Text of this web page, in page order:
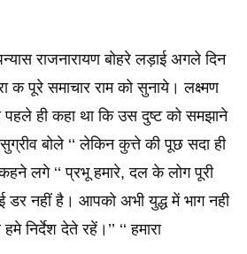
राजनारायण बोहरे लड़ाई अगले दिन
क पूरे समाचार राम को सुनाये। लक्ष्मण
पहले ही कहा था कि उस दुष्ट को समझाने
बोले ‘‘ लेकिन कुत्ते की पूछ सदा ही
लगे ‘‘ प्रभू हमारे, दल के लोग पूरी
डर नहीं है। आपको अभी युद्ध में भाग नही
निर्देश देते रहें।’’ ‘‘ हमारा